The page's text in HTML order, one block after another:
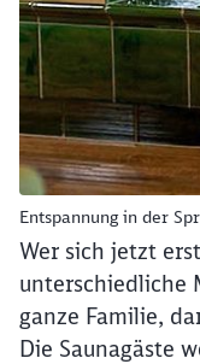
Entspannung in der
Wer sich jetzt
unterschiedliche
ganze Familie,
Die Saunagäste